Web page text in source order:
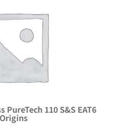
PureTech 110 S&S EAT6
Origins